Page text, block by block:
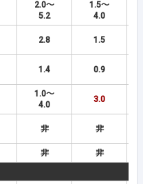
2.0～
5.2
1.5～
4.0
2.8 1.5
1.4 0.9
1.0～
4.0
3.0
非 非
非
非